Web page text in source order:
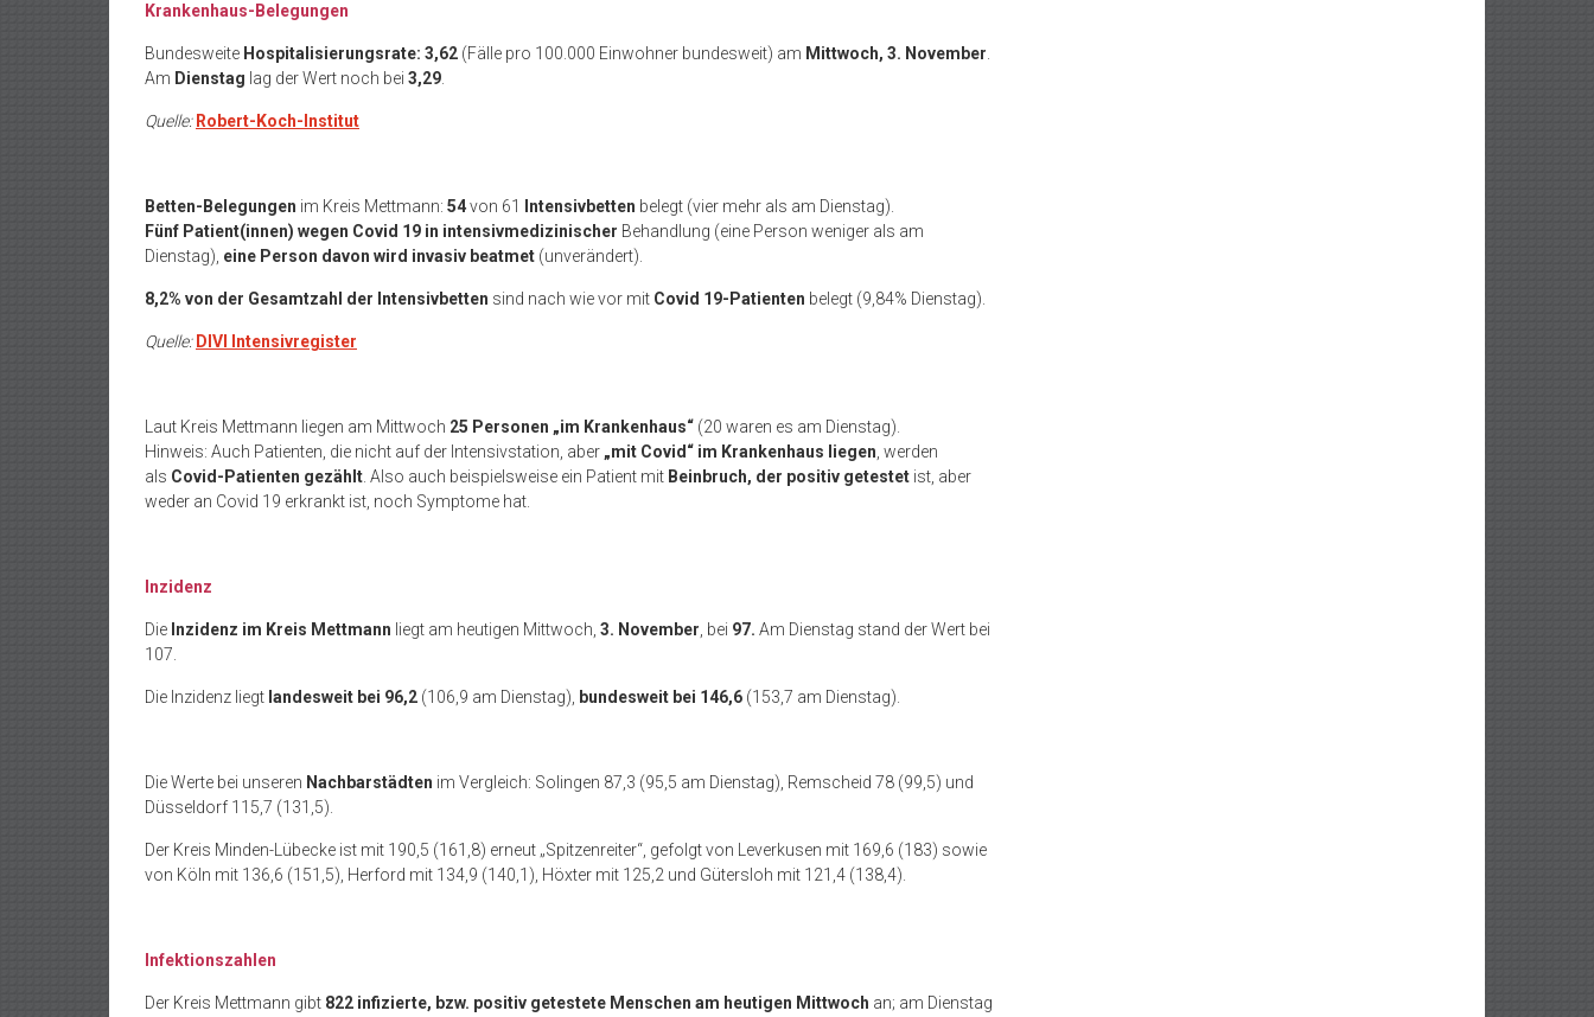
Krankenhaus-Belegungen
Bundesweite Hospitalisierungsrate: 3,62 (Fälle pro 100.000 Einwohner bundesweit) am Mittwoch, 3. November
Am Dienstag lag der Wert noch bei 3,29
Quelle: Robert-Koch-Institut
Betten-Belegungen im Kreis Mettmann: 54von 61 Intensivbetten belegt (vier mehr als am Dienstag).
Fünf Patient(innen) wegen Covid 19 in intensivmedizinischer Behandlung (eine Person weniger als am
Dienstag), eine Person davon wird invasiv beatmet (unverändert).
8,2% von der Gesamtzahl der Intensivbetten sind nach wie vor mit Covid 19-Patienten belegt (9,84% Dienstag).
Quelle: DIVI Intensivregister
Laut Kreis Mettmann liegen am Mittwoch 25 Personen „im Krankenhaus“ (20 waren es am Dienstag).
Hinweis: Auch Patienten, die nicht auf der Intensivstation, aber „mit Covid“ im Krankenhaus liegen , werden
als Covid-Patienten gezählt . Also auch beispielsweise ein Patient mit Beinbruch, der positiv getestet ist, aber
weder an Covid 19 erkrankt ist, noch Symptome hat.
Inzidenz
Die Inzidenz im Kreis Mettmann liegt am heutigen Mittwoch, 3. November , bei 97. Am Dienstag stand der Wert bei
107.
Die Inzidenz liegt landesweit bei 96,2 (106,9 am Dienstag), bundesweit bei 146,6 (153,7 am Dienstag).
Die Werte bei unseren Nachbarstädten im Vergleich: Solingen 87,3 (95,5 am Dienstag), Remscheid 78 (99,5) und
Düsseldorf 115,7 (131,5).
Der Kreis Minden-Lübecke ist mit 190,5 (161,8) erneut „Spitzenreiter“, gefolgt von Leverkusen mit 169,6 (183) sowie
von Köln mit 136,6 (151,5), Herford mit 134,9 (140,1), Höxter mit 125,2 und Gütersloh mit 121,4 (138,4).
Infektionszahlen
Der Kreis Mettmann gibt 822 infizierte, bzw. positiv getestete Menschen am heutigen Mittwoch an; am Dienstag